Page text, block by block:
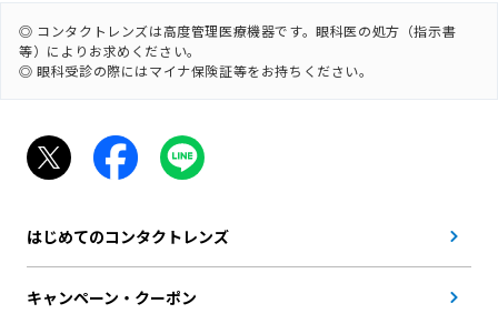
◎ コンタクトレンズは高度管理医療機器です。眼科医の処方（指示書
等）によりお求めください。
◎ 眼科受診の際にはマイナ保険証等をお持ちください。
はじめてのコンタクトレンズ
キャンペーン・クーポン